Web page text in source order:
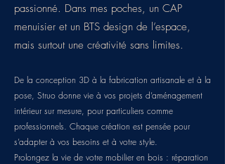
passionné. Dans mes poches, un CAP
menuisier et un BTS design de l’espace,
mais surtout une créativité sans limites.
De la conception 3D à la fabrication artisanale et à la
pose, Struo donne vie à vos projets d’aménagement
intérieur sur mesure, pour particuliers comme
professionnels. Chaque création est pensée pour
s’adapter à vos besoins et à votre style.
Prolongez la vie de votre mobilier en bois : réparation